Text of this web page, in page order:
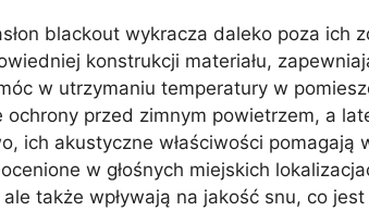
blackout wykracza daleko poza ich
konstrukcji materiału,
w utrzymaniu temperatury w
przed zimnym powietrzem, a
ich akustyczne właściwości pomagają
w głośnych miejskich
także wpływają na jakość snu, co